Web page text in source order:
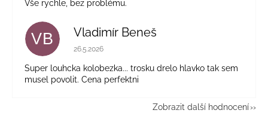
Vše rychle, bez problému.
VB Vladimír Beneš
Hodnocení obchodu je 5 z 5 hvězdiček.
26.5.2026
Super louhcka kolobezka... trosku drelo hlavko tak sem
musel povolit. Cena perfektni
Zobrazit další hodnocení